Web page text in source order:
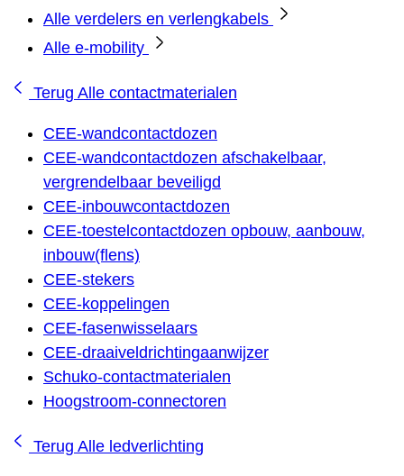
Alle verdelers en verlengkabels
Alle e-mobility
Terug Alle contactmaterialen
CEE-wandcontactdozen
CEE-wandcontactdozen afschakelbaar,
vergrendelbaar beveiligd
CEE-inbouwcontactdozen
CEE-toestelcontactdozen opbouw, aanbouw,
inbouw(flens)
CEE-stekers
CEE-koppelingen
CEE-fasenwisselaars
CEE-draaiveldrichtingaanwijzer
Schuko-contactmaterialen
Hoogstroom-connectoren
Terug Alle ledverlichting